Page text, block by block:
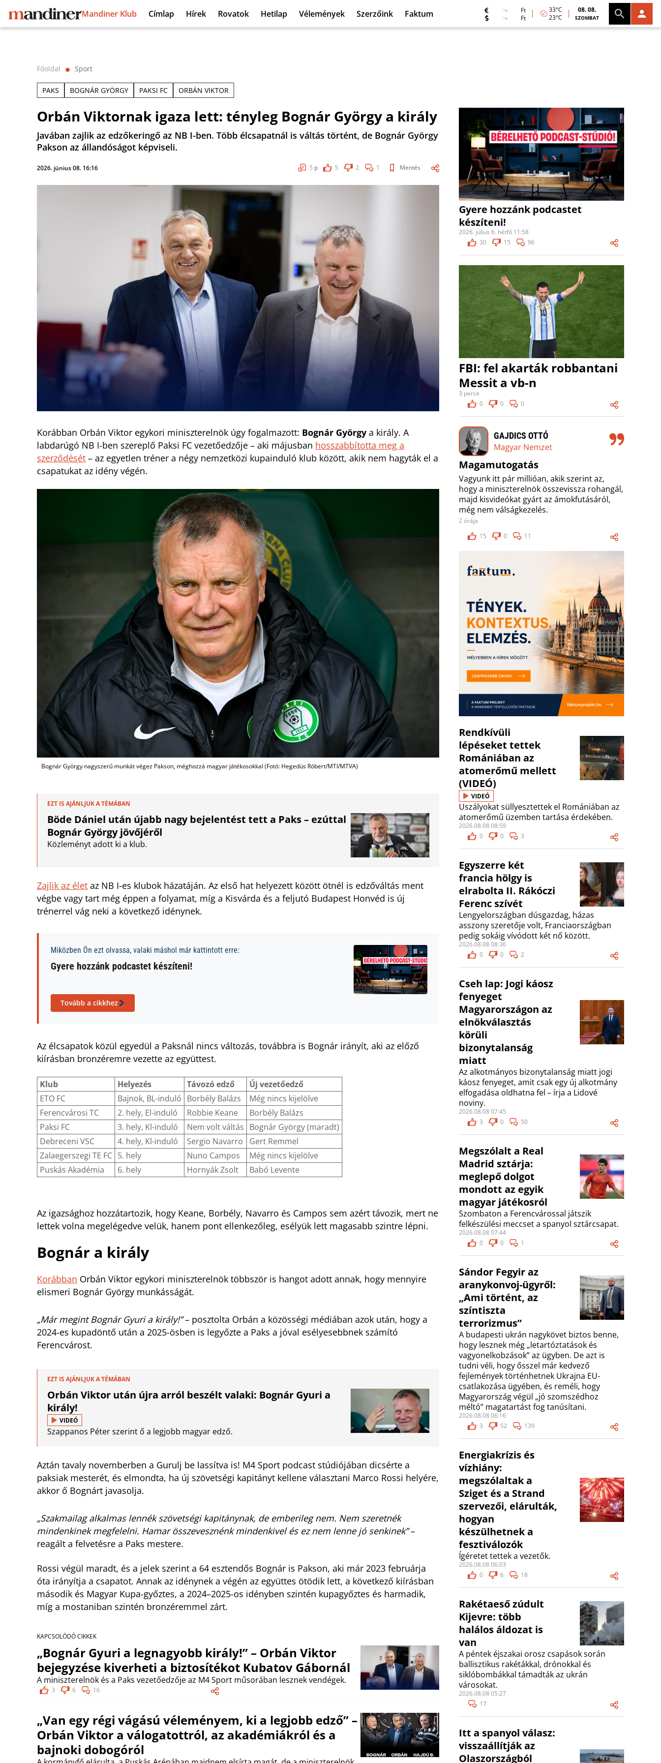
Mandiner Klub Címlap Hírek Rovatok Hetilap Vélemények Szerzőink Faktum
Ft
Ft
33°C
23°C
08. 08.
SZOMBAT
Főoldal ⬤ Sport
PAKS BOGNÁR GYÖRGY PAKSI FC ORBÁN VIKTOR
Orbán Viktornak igaza lett: tényleg Bognár György a király
Javában zajlik az edzőkeringő az NB I-ben. Több élcsapatnál is váltás történt, de Bognár György
Pakson az állandóságot képviseli.
2026. június 08. 16:16 5 p 5 2 1 Mentés
Korábban Orbán Viktor egykori miniszterelnök úgy fogalmazott: Bognár György a király. A
labdarúgó NB I-ben szereplő Paksi FC vezetőedzője – aki májusban hosszabbította meg a
szerződését – az egyetlen tréner a négy nemzetközi kupainduló klub között, akik nem hagyták el a
csapatukat az idény végén.
Bognár György nagyszerű munkát végez Pakson, méghozzá magyar játékosokkal (Fotó: Hegedüs Róbert/MTI/MTVA)
EZT IS AJÁNLJUK A TÉMÁBAN
Böde Dániel után újabb nagy bejelentést tett a Paks – ezúttal
Bognár György jövőjéről
Közleményt adott ki a klub.
Zajlik az élet az NB I-es klubok házatáján. Az első hat helyezett között ötnél is edzőváltás ment
végbe vagy tart még éppen a folyamat, míg a Kisvárda és a feljutó Budapest Honvéd is új
trénerrel vág neki a következő idénynek.
Miközben Ön ezt olvassa, valaki máshol már kattintott erre:
Gyere hozzánk podcastet készíteni!
Tovább a cikkhez
Az élcsapatok közül egyedül a Paksnál nincs változás, továbbra is Bognár irányít, aki az előző
kiírásban bronzéremre vezette az együttest.
Klub Helyezés Távozó edző
Új vezetőedző
ETO FC
Bajnok, BL-induló Borbély Balázs
Még nincs kijelölve
Ferencvárosi TC
2. hely, El-induló Robbie Keane
Borbély Balázs
Paksi FC
3. hely, Kl-induló Nem volt váltás Bognár György (maradt)
Debreceni VSC
4. hely, Kl-induló Sergio Navarro
Gert Remmel
Zalaegerszegi TE FC 5. hely Nuno Campos
Még nincs kijelölve
Puskás Akadémia
6. hely Hornyák Zsolt Babó Levente
Az igazsághoz hozzátartozik, hogy Keane, Borbély, Navarro és Campos sem azért távozik, mert ne
lettek volna megelégedve velük, hanem pont ellenkezőleg, esélyük lett magasabb szintre lépni.
Bognár a király
Korábban Orbán Viktor egykori miniszterelnök többször is hangot adott annak, hogy mennyire
elismeri Bognár György munkásságát.
„Már megint Bognár Gyuri a király!”– posztolta Orbán a közösségi médiában azok után, hogy a
2024-es kupadöntő után a 2025-ösben is legyőzte a Paks a jóval esélyesebbnek számító
Ferencvárost.
EZT IS AJÁNLJUK A TÉMÁBAN
Orbán Viktor után újra arról beszélt valaki: Bognár Gyuri a
király!
VIDEÓ
Szappanos Péter szerint ő a legjobb magyar edző.
Aztán tavaly novemberben a Gurulj be lassítva is! M4 Sport podcast stúdiójában dicsérte a
paksiak mesterét, és elmondta, ha új szövetségi kapitányt kellene választani Marco Rossi helyére,
akkor ő Bognárt javasolja.
„Szakmailag alkalmas lennék szövetségi kapitánynak, de emberileg nem. Nem szeretnék
mindenkinek megfelelni. Hamar összevesznénk mindenkivel és ez nem lenne jó senkinek”–
reagált a felvetésre a Paks mestere.
Rossi végül maradt, és a jelek szerint a 64 esztendős Bognár is Pakson, aki már 2023 februárja
óta irányítja a csapatot. Annak az idénynek a végén az együttes ötödik lett, a következő kiírásban
második és Magyar Kupa-győztes, a 2024–2025-os idényben szintén kupagyőztes és harmadik,
míg a mostaniban szintén bronzéremmel zárt.
KAPCSOLÓDÓ CIKKEK
„Bognár Gyuri a legnagyobb király!” – Orbán Viktor
bejegyzése kiverheti a biztosítékot Kubatov Gábornál
A miniszterelnök és a Paks vezetőedzője az M4 Sport műsorában lesznek vendégek.
3 6 16
„Van egy régi vágású véleményem, ki a legjobb edző” –
Orbán Viktor a válogatottról, az akadémiákról és a
bajnoki dobogóról
Gyere hozzánk podcastet
készíteni!
2026. július 6. hétfő 11:58
30
15 96
FBI: fel akarták robbantani
Messit a vb-n
3 perce
0
0 0
GAJDICS OTTÓ
Magyar Nemzet
Magamutogatás
Vagyunk itt pár millióan, akik szerint az,
hogy a miniszterelnök összevissza rohangál,
majd kisvideókat gyárt az ámokfutásáról,
még nem válságkezelés.
2 órája
15
0 11
Rendkívüli
lépéseket tettek
Romániában az
atomerőmű mellett
(VIDEÓ)
VIDEÓ
Uszályokat süllyesztettek el Romániában az
atomerőmű üzemben tartása érdekében.
2026.08.08 08:59
0
0 3
Egyszerre két
francia hölgy is
elrabolta II. Rákóczi
Ferenc szívét
Lengyelországban dúsgazdag, házas
asszony szeretője volt, Franciaországban
pedig sokáig vívódott két nő között.
2026.08.08 08:36
0
0 2
Cseh lap: Jogi káosz
fenyeget
Magyarországon az
elnökválasztás
körüli
bizonytalanság
miatt
Az alkotmányos bizonytalanság miatt jogi
káosz fenyeget, amit csak egy új alkotmány
elfogadása oldhatna fel – írja a Lidové
noviny.
2026.08.08 07:45
3
0 50
Megszólalt a Real
Madrid sztárja:
meglepő dolgot
mondott az egyik
magyar játékosról
Szombaton a Ferencvárossal játszik
felkészülési meccset a spanyol sztárcsapat.
2026.08.08 07:44
0
0 1
Sándor Fegyir az
aranykonvoj-ügyről:
„Ami történt, az
színtiszta
terrorizmus”
A budapesti ukrán nagykövet biztos benne,
hogy lesznek még „letartóztatások és
vagyonelkobzások” az ügyben. De azt is
tudni véli, hogy ősszel már kedvező
fejlemények történhetnek Ukrajna EU-
csatlakozása ügyében, és reméli, hogy
Magyarország végül „jó szomszédhoz
méltó” magatartást fog tanúsítani.
2026.08.08 06:16
3
52 139
Energiakrízis és
vízhiány:
megszólaltak a
Sziget és a Strand
szervezői, elárulták,
hogyan
készülhetnek a
fesztiválozók
Ígéretet tettek a vezetők.
2026.08.08 06:03
0
6 18
Rakétaeső zúdult
Kijevre: több
halálos áldozat is
van
A péntek éjszakai orosz csapások során
ballisztikus rakétákkal, drónokkal és
siklóbombákkal támadták az ukrán
városokat.
2026.08.08 05:27
17
Itt a spanyol válasz:
visszaállítják az
Olaszországból